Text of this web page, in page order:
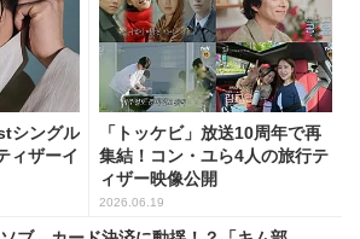
シングル
ィザーイ
「トッケビ」放送10周年で再
集結！コン・ユら4人の旅行テ
ィザー映像公開
2026.06.19